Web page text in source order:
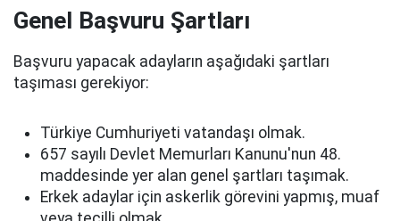
Genel Başvuru Şartları
Başvuru yapacak adayların aşağıdaki şartları
taşıması gerekiyor:
Türkiye Cumhuriyeti vatandaşı olmak.
657 sayılı Devlet Memurları Kanunu'nun 48.
maddesinde yer alan genel şartları taşımak.
Erkek adaylar için askerlik görevini yapmış, muaf